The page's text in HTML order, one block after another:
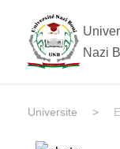
Nazi
Universite >